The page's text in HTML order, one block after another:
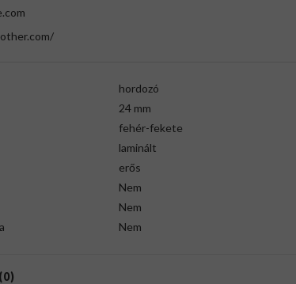
hordozó
24 mm
fehér-fekete
laminált
erős
Nem
Nem
Nem